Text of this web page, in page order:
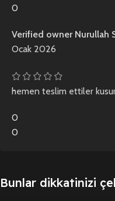
0
Verified owner Nurullah
Ocak 2026
hemen teslim ettiler
0
0
Bunlar dikkatinizi